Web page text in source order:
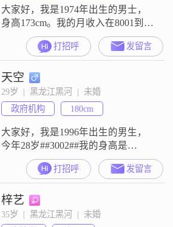
度。我觉得生活不需要太多复杂的
计较，活
大家好，我是1974年出生的男士，
身高173cm。我的月收入在8001到
12000元之间，现在在黑河工作。我
的学历是高中及以下。我这个人比
较稳重可靠，平时做事踏实，让人
觉得可以信赖。我性格乐观积极，
遇到事情习惯往好的方面看，心态
比较平和。我很看重家庭，觉得家
庭是生活里很重要的一部分，平时
也会把家庭放在比较重要的位置。
我
打招呼 发留言
天空
29岁  |  黑龙江黑河  |  未婚
政府机构
180cm
大家好，我是1996年出生的男生，
今年28岁##3002##我的身高是
180cm，目前的工作地点在黑河
##3002##我的学历是大学本科
##3002##关于收入情况，我目前的
月收入在5001到8000元这个区间
##3002##在性格方面，我是一个幽
打招呼 发留言
梓艺
35岁  |  黑龙江黑河  |  未婚